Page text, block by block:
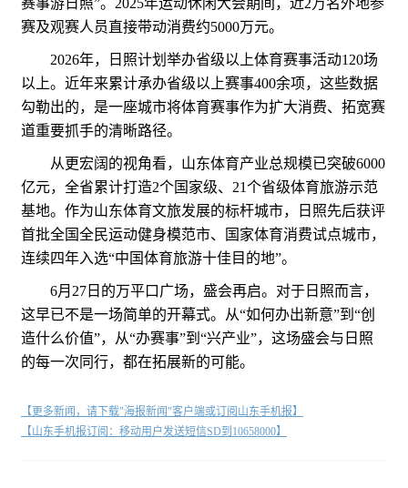
赛及观赛人员直接带动消费约5000万元。
2026年，日照计划举办省级以上体育赛事活动120场
以上。近年来累计承办省级以上赛事400余项，这些数据
勾勒出的，是一座城市将体育赛事作为扩大消费、拓宽赛
道重要抓手的清晰路径。
从更宏阔的视角看，山东体育产业总规模已突破6000
亿元，全省累计打造2个国家级、21个省级体育旅游示范
基地。作为山东体育文旅发展的标杆城市，日照先后获评
首批全国全民运动健身模范市、国家体育消费试点城市，
连续四年入选“中国体育旅游十佳目的地”。
6月27日的万平口广场，盛会再启。对于日照而言，
这早已不是一场简单的开幕式。从“如何办出新意”到“创
造什么价值”，从“办赛事”到“兴产业”，这场盛会与日照
的每一次同行，都在拓展新的可能。
【更多新闻，请下载"海报新闻"客户端或订阅山东手机报】
【山东手机报订阅：移动用户发送短信SD到10658000】